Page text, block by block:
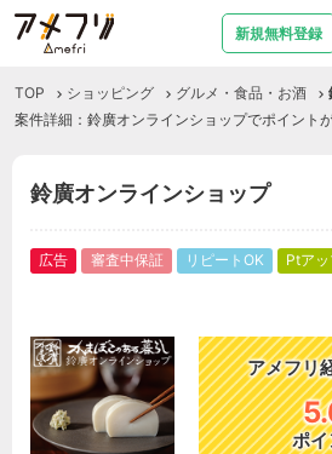
新規無料登録
TOP ショッピング グルメ・食品・お酒
案件詳細：鈴廣オンラインショップでポイント
鈴廣オンラインショップ
広告 審査中保証 リピートOK Ptア
アメフリ
ポ